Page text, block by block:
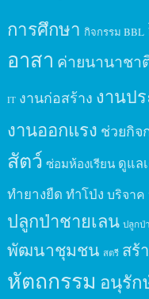
การศึกษา กิจกรรม BBL
อาสา ค่ายนานาชา
IT งานก่อสร้าง งานป
งานออกแรง ช่วยกิจ
สัตว์ ซ่อมห้องเรียน ดูแล
ทำยางยืด ทำโป่ง บริจาค
ปลูกป่าชายเลน ปลูกป่
พัฒนาชุมชน สตรี สร้
หัตถกรรม อนุรัก